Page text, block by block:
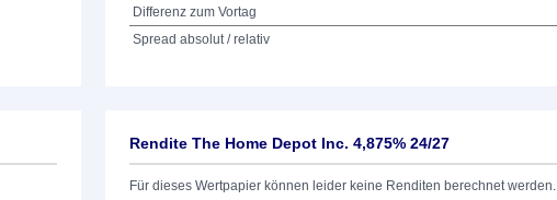
Differenz zum Vortag
Spread absolut / relativ
Rendite The Home Depot Inc. 4,875% 24/27
Für dieses Wertpapier können leider keine Renditen berechnet werden.